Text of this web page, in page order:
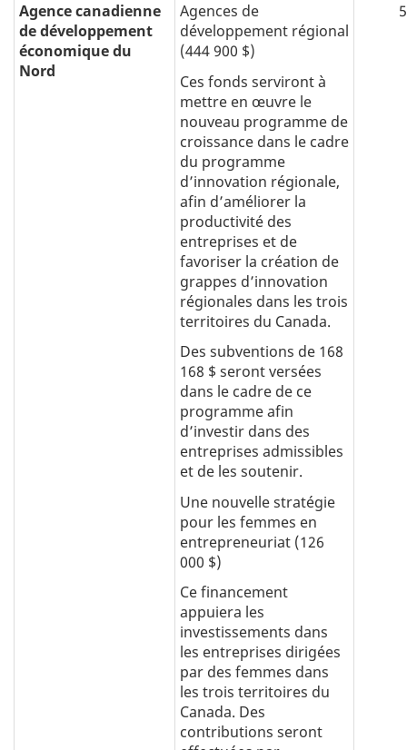
Agence canadienne
de développement
économique du
Nord
Agences de
développement régional
(444 900 $)
Ces fonds serviront à
mettre en œuvre le
nouveau programme de
croissance dans le cadre
du programme
d’innovation régionale,
afin d’améliorer la
productivité des
entreprises et de
favoriser la création de
grappes d’innovation
régionales dans les trois
territoires du Canada.
Des subventions de 168
168 $ seront versées
dans le cadre de ce
programme afin
d’investir dans des
entreprises admissibles
et de les soutenir.
Une nouvelle stratégie
pour les femmes en
entrepreneuriat (126
000 $)
Ce financement
appuiera les
investissements dans
les entreprises dirigées
par des femmes dans
les trois territoires du
Canada. Des
contributions seront